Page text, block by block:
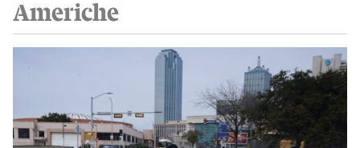
Americhe